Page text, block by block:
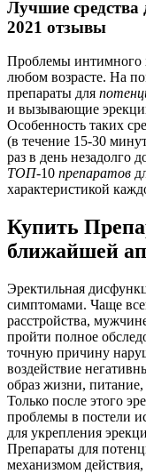
Лучшие
2021 отзывы
Проблемы интимного
любом возрасте. На
препараты для
и вызывающие
Особенность таких
(в течение 15-30
раз в день незадолго
ТОП-10 препаратов
характеристикой
Купить
ближайшей
Эректильная
симптомами. Чаще
расстройства,
пройти полное
точную причину
воздействие
образ жизни,
Только после этого
проблемы в постели
для укрепления
Препараты для
механизмом